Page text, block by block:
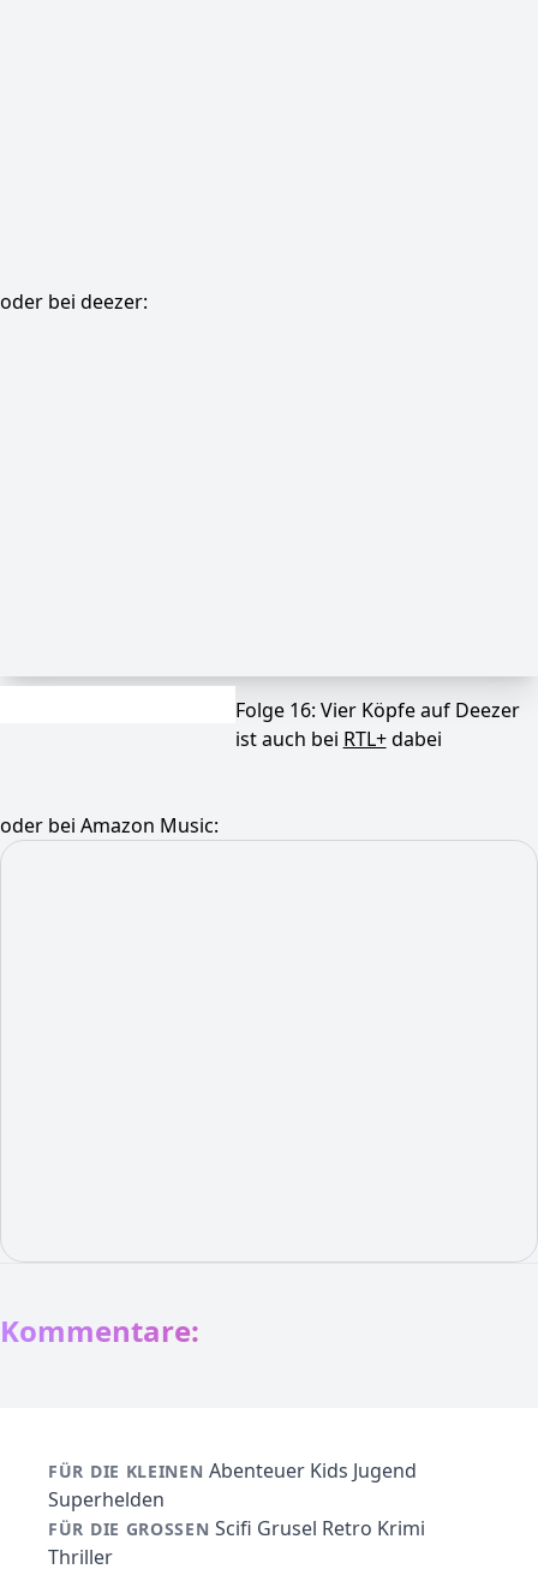
oder bei deezer:
Folge 16: Vier Köpfe auf Deezer
ist auch bei RTL+dabei
oder bei Amazon Music:
Kommentare:
FÜR DIE KLEINEN Abenteuer Kids Jugend
Superhelden
FÜR DIE GROSSEN Scifi Grusel Retro Krimi
Thriller